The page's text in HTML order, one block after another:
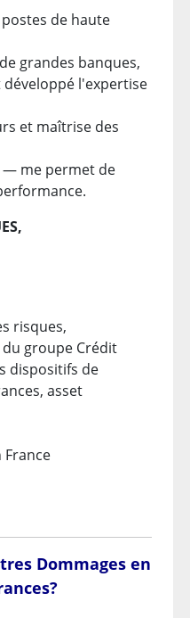
de haute
grandes banques,
l'expertise
et maîtrise des
— me permet de
risques,
du groupe Crédit
dispositifs de
asset
France
Dommages en